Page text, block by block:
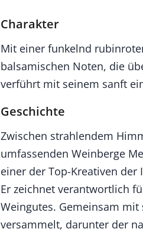
Charakter
Mit einer funkelnd
balsamischen Noten, die
verführt mit seinem sanft
Geschichte
Zwischen strahlendem
umfassenden Weinberge
einer der Top-Kreativen
Er zeichnet verantwortlich
Weingutes. Gemeinsam
versammelt, darunter der